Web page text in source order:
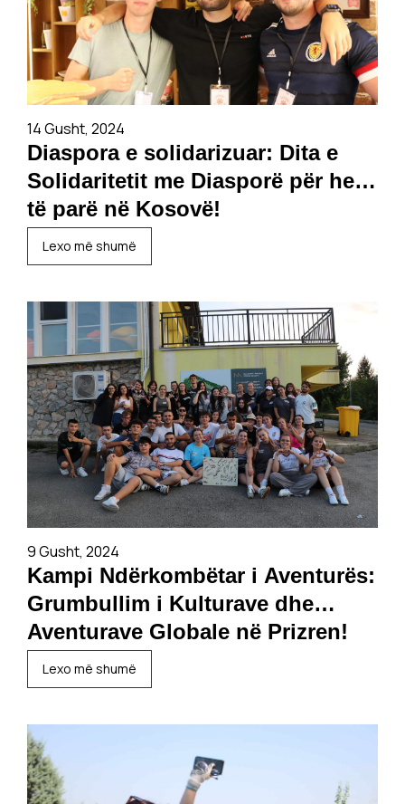
14 Gusht, 2024
Diaspora e solidarizuar: Dita e
Solidaritetit me Diasporë për herë
të parë në Kosovë!
Lexo më shumë
9 Gusht, 2024
Kampi Ndërkombëtar i Aventurës:
Grumbullim i Kulturave dhe
Aventurave Globale në Prizren!
Lexo më shumë